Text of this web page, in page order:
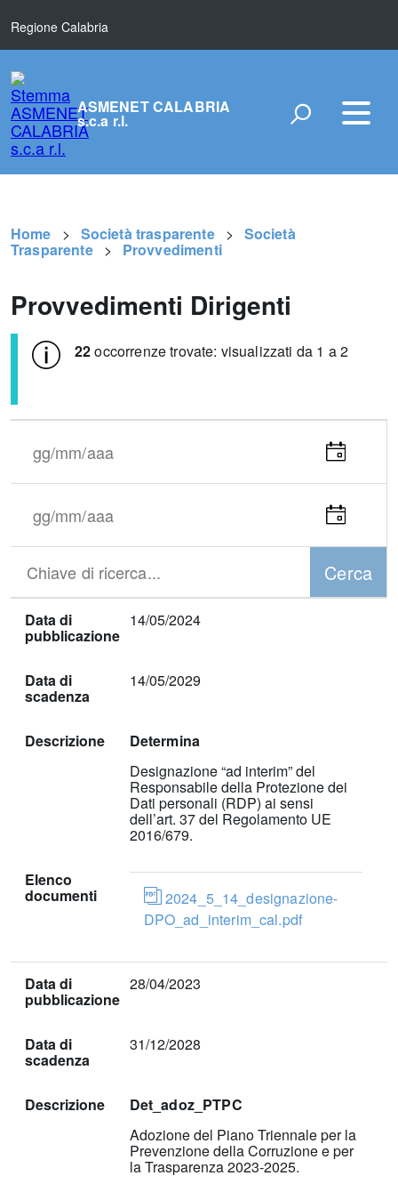
Regione Calabria
ASMENET CALABRIA
s.c.a r.l.
Home Società trasparente Società
Trasparente Provvedimenti
Provvedimenti Dirigenti
22occorrenze trovate: visualizzati da 1 a 2
periodo
Seleziona
la
data
periodo
Seleziona
la
data
Chiave
di
ricerca...
Cerca
Elenco
downloads
Data di
pubblicazione
14/05/2024
Data di
scadenza
14/05/2029
Descrizione
Determina
Designazione “ad interim” del
Responsabile della Protezione dei
Dati personali (RDP) ai sensi
dell’art. 37 del Regolamento UE
2016/679.
Elenco
documenti
2024_5_14_designazione-
DPO_ad_interim_cal.pdf
Data di
pubblicazione
28/04/2023
Data di
scadenza
31/12/2028
Descrizione
Det_adoz_PTPC
Adozione del Piano Triennale per la
Prevenzione della Corruzione e per
la Trasparenza 2023-2025.